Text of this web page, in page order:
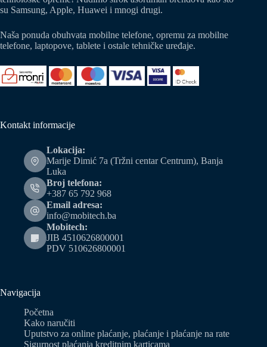
su Samsung, Apple, Huawei i mnogi drugi.
Naša ponuda obuhvata mobilne telefone, opremu za mobilne
telefone, laptopove, tablete i ostale tehničke uređaje.
Kontakt informacije
Lokacija:
Marije Dimić 7a (Tržni centar Centrum), Banja
Luka
Broj telefona:
+387 65 792 968
Email adresa:
info@mobitech.ba
Mobitech:
JIB 4510626800001
PDV 510626800001
Navigacija
Početna
Kako naručiti
Uputstvo za online plaćanje, plaćanje i plaćanje na rate
Sigurnost plaćanja kreditnim karticama